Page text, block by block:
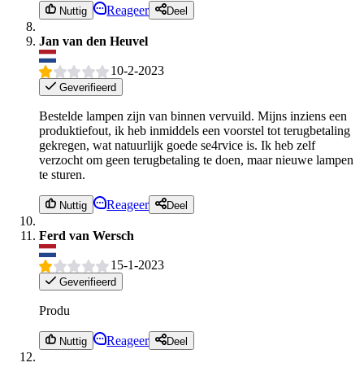
Nuttig Reageer Deel
Jan van den Heuvel
10-2-2023
Geverifieerd
Bestelde lampen zijn van binnen vervuild. Mijns inziens een
produktiefout, ik heb inmiddels een voorstel tot terugbetaling
gekregen, wat natuurlijk goede se4rvice is. Ik heb zelf
verzocht om geen terugbetaling te doen, maar nieuwe lampen
te sturen.
Nuttig Reageer Deel
Ferd van Wersch
15-1-2023
Geverifieerd
Produ
Nuttig Reageer Deel